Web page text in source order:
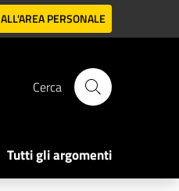
ALL'AREA PERSONALE
Cerca
Tutti gli argomenti